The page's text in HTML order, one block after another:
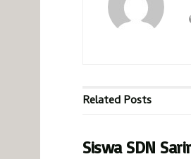
RelatedPosts
Siswa SDN